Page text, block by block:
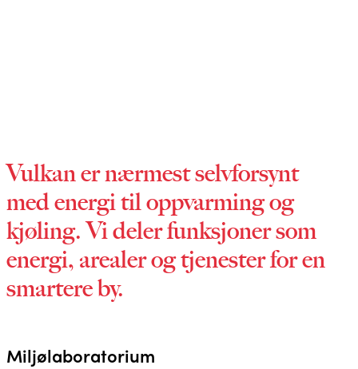
Vulkan er nærmest selvforsynt
med energi til oppvarming og
kjøling. Vi deler funksjoner som
energi, arealer og tjenester for en
smartere by.
Miljølaboratorium